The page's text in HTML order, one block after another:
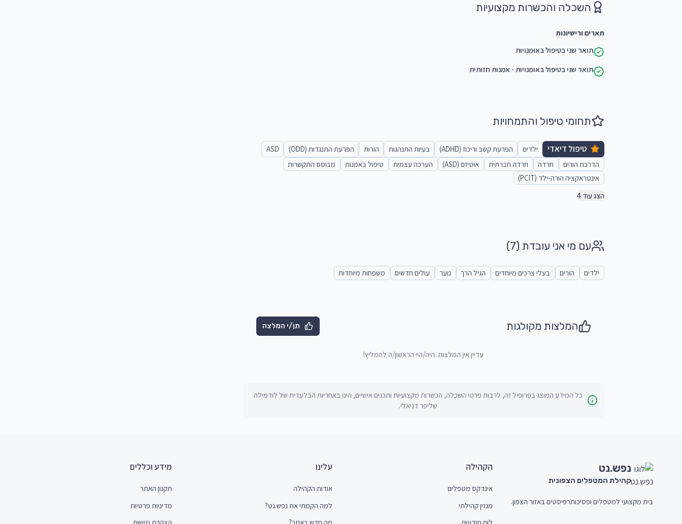
השכלה והכשרות מקצועיות
תארים ורישיונות
תואר שני בטיפול באומנויות
תואר שני בטיפול באומנויות - אמנות חזותית
תחומי טיפול והתמחויות
טיפול דיאדי ילדים הפרעת קשב וריכוז (ADHD) בעיות התנהגות הורות הפרעת התנגדות (ODD)
ASD
הדרכת הורים
חרדה חרדה חברתית אוטיזם (ASD) הערכה עצמית טיפול באמנות
מבוסס התקשרות
אינטראקציה הורה-ילד (PCIT)
הצג עוד 4
עם מי אני עובדת (7)
ילדים הורים בעלי צרכים מיוחדים הגיל הרך נוער עולים חדשים משפחות מיוחדות
המלצות מקולגות תן/י המלצה
עדיין אין המלצות. היה/היי הראשון/ה להמליץ!
כל המידע המוצג בפרופיל זה, לרבות פרטי השכלה, הכשרות מקצועיות ותכנים אישיים, הינו באחריות הבלעדית של לודמילה
שליפר דניאלי.
נפש.נט
קהילת המטפלים הצפונית
בית מקצועי למטפלים ופסיכותרפיסטים באזור הצפון.
הקהילה
אינדקס מטפלים
מגזין קהילתי
עלינו
אודות הקהילה
למה הקמתי את נפש.נט?
מידע וכללים
תקנון האתר
מדיניות פרטיות